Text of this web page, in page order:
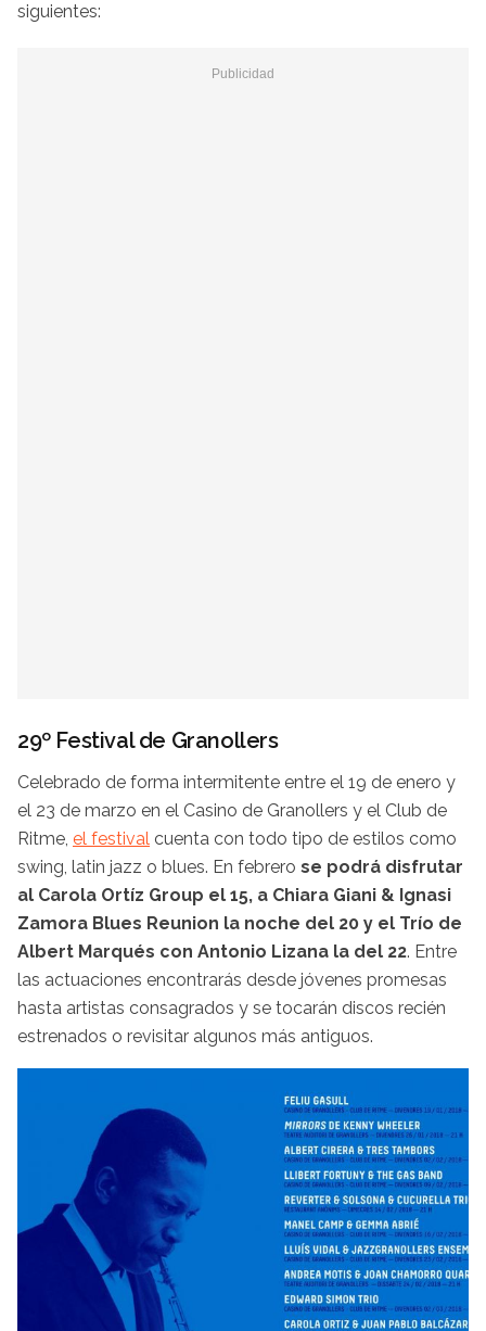
siguientes:
29º Festival de Granollers
Celebrado de forma intermitente entre el 19 de enero y
el 23 de marzo en el Casino de Granollers y el Club de
Ritme, el festival cuenta con todo tipo de estilos como
swing, latin jazz o blues. En febrero se podrá disfrutar
al Carola Ortíz Group el 15, a Chiara Giani & Ignasi
Zamora Blues Reunion la noche del 20 y el Trío de
Albert Marqués con Antonio Lizana la del 22. Entre
las actuaciones encontrarás desde jóvenes promesas
hasta artistas consagrados y se tocarán discos recién
estrenados o revisitar algunos más antiguos.